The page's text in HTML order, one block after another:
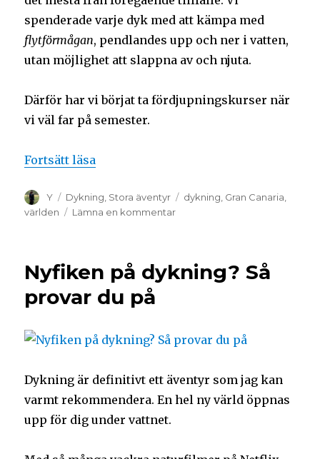
spenderade varje dyk med att kämpa med
flytförmågan, pendlandes upp och ner i vatten,
utan möjlighet att slappna av och njuta.
Därför har vi börjat ta fördjupningskurser när
vi väl far på semester.
Fortsätt läsa
Y Dykning Stora äventyr dykning Gran Canaria
världen
Lämna en kommentar
Nyfiken på dykning? Så
provar du på
Dykning är definitivt ett äventyr som jag kan
varmt rekommendera. En hel ny värld öppnas
upp för dig under vattnet.